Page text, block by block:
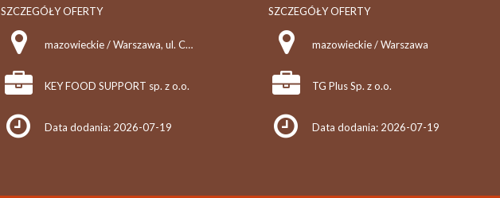
SZCZEGÓŁY OFERTY
mazowieckie / Warszawa, ul. Cybernityki 9
KEY FOOD SUPPORT sp. z o.o.
Data dodania: 2026-07-19
SZCZEGÓŁY OFERTY
mazowieckie / Warszawa
TG Plus Sp. z o.o.
Data dodania: 2026-07-19